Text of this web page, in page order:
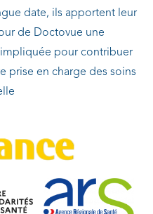
date, ils apportent leur
de Doctovue une
pour contribuer
prise en charge des soins